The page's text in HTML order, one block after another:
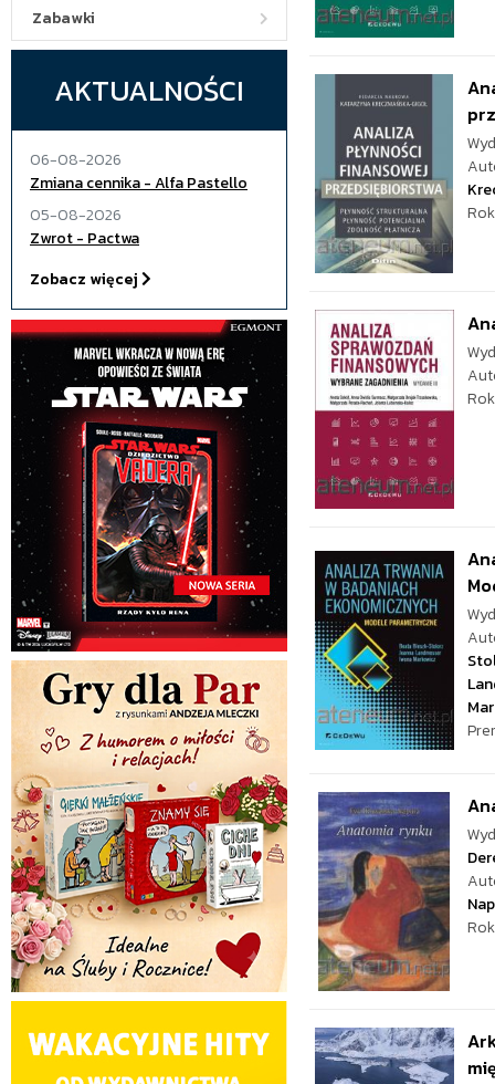
Zabawki
AKTUALNOŚCI
06-08-2026
Zmiana cennika - Alfa Pastello
05-08-2026
Zwrot - Pactwa
Zobacz więcej